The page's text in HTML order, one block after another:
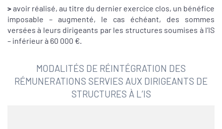
>avoir réalisé, au titre du dernier exercice clos, un bénéfice
imposable – augmenté, le cas échéant, des sommes
versées à leurs dirigeants par les structures soumises à l’IS
– inférieur à 60 000 €.
MODALITÉS DE RÉINTÉGRATION DES
RÉMUNERATIONS SERVIES AUX DIRIGEANTS DE
STRUCTURES À L’IS